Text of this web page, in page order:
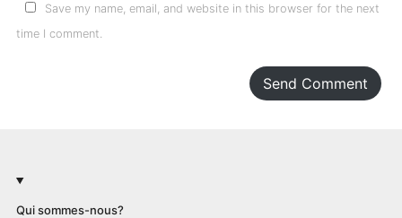
Save my name, email, and website in this browser for the next
time I comment.
Send Comment
Qui sommes-nous?